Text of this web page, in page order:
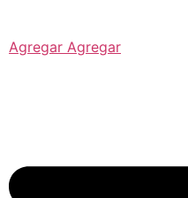
Agregar Agregar